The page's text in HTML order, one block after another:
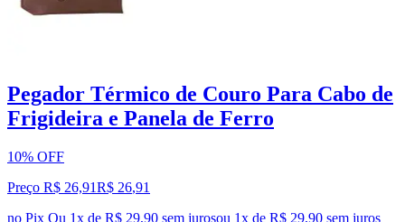
Pegador Térmico de Couro Para Cabo de
Frigideira e Panela de Ferro
10% OFF
Preço R$ 26,91R$ 26,91
no Pix Ou 1x de R$ 29,90 sem jurosou 1x de R$ 29,90 sem juros